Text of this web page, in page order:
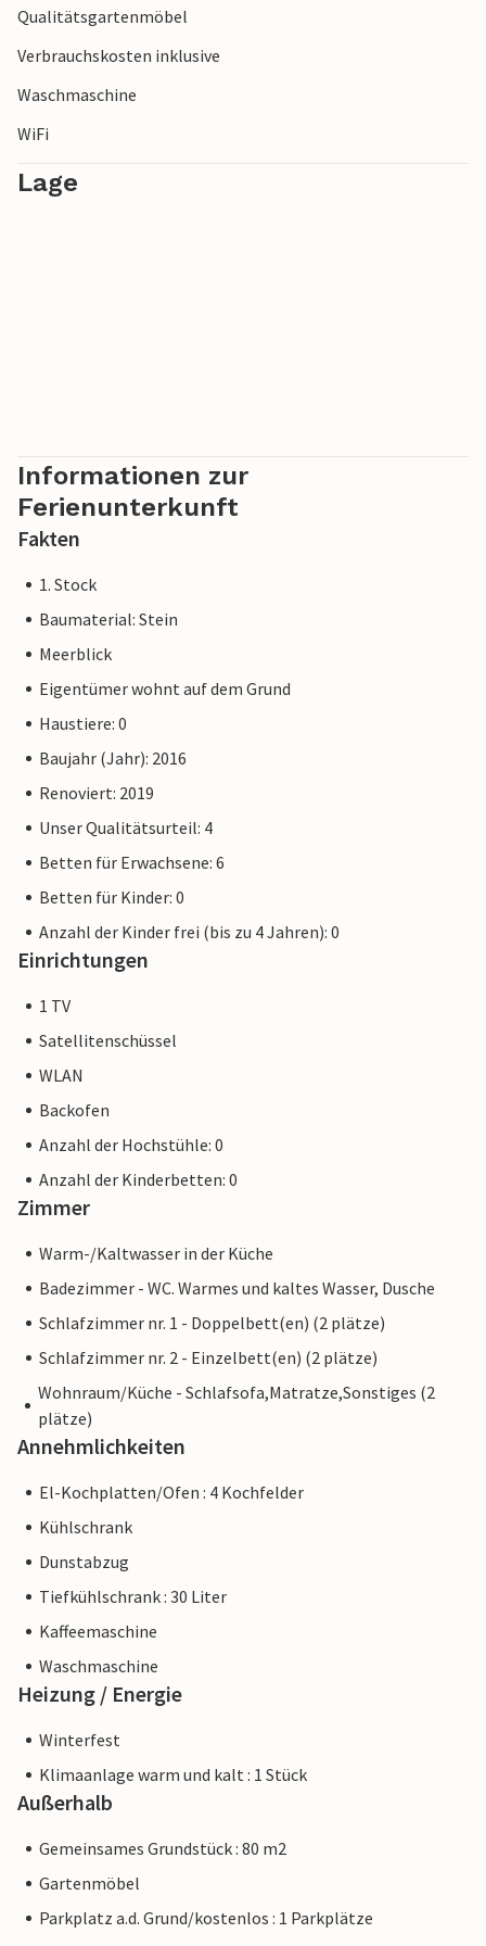
Qualitätsgartenmöbel
Verbrauchskosten inklusive
Waschmaschine
WiFi
Lage
Informationen zur
Ferienunterkunft
Fakten
1. Stock
Baumaterial: Stein
Meerblick
Eigentümer wohnt auf dem Grund
Haustiere: 0
Baujahr (Jahr): 2016
Renoviert: 2019
Unser Qualitätsurteil: 4
Betten für Erwachsene: 6
Betten für Kinder: 0
Anzahl der Kinder frei (bis zu 4 Jahren): 0
Einrichtungen
1 TV
Satellitenschüssel
WLAN
Backofen
Anzahl der Hochstühle: 0
Anzahl der Kinderbetten: 0
Zimmer
Warm-/Kaltwasser in der Küche
Badezimmer - WC. Warmes und kaltes Wasser, Dusche
Schlafzimmer nr. 1 - Doppelbett(en) (2 plätze)
Schlafzimmer nr. 2 - Einzelbett(en) (2 plätze)
Wohnraum/Küche - Schlafsofa,Matratze,Sonstiges (2
plätze)
Annehmlichkeiten
El-Kochplatten/Ofen : 4 Kochfelder
Kühlschrank
Dunstabzug
Tiefkühlschrank : 30 Liter
Kaffeemaschine
Waschmaschine
Heizung / Energie
Winterfest
Klimaanlage warm und kalt : 1 Stück
Außerhalb
Gemeinsames Grundstück : 80 m2
Gartenmöbel
Parkplatz a.d. Grund/kostenlos : 1 Parkplätze